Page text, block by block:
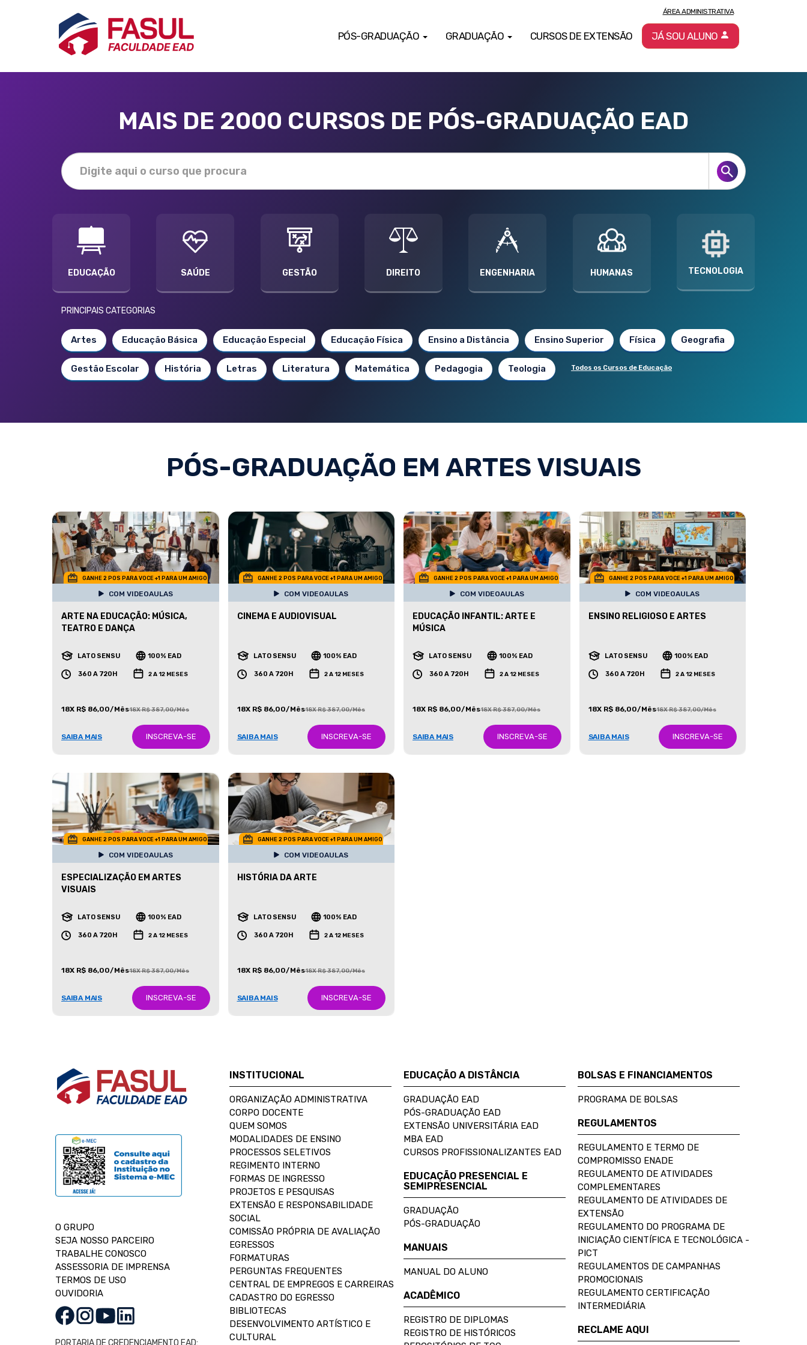
PÓS-GRADUAÇÃO GRADUAÇÃO CURSOS DE EXTENSÃO
ÁREA ADMINISTRATIVA
JÁ SOU ALUNO
MAIS DE 2000 CURSOS DE PÓS-GRADUAÇÃO EAD
EDUCAÇÃO SAÚDE GESTÃO DIREITO ENGENHARIA HUMANAS TECNOLOGIA
PRINCIPAIS CATEGORIAS
Artes Educação Básica Educação Especial Educação Física Ensino a Distância Ensino Superior Física Geografia
Gestão Escolar História Letras Literatura Matemática Pedagogia Teologia Todos os Cursos de Educação
PÓS-GRADUAÇÃO EM ARTES VISUAIS
GANHE 2 POS PARA VOCE +1 PARA UM AMIGO
COM VIDEOAULAS
ARTE NA EDUCAÇÃO: MÚSICA,
TEATRO E DANÇA
LATO SENSU 100% EAD
360 A 720H 2 A 12 MESES
18X R$ 86,00/Mês18X R$ 387,00/Mês
SAIBA MAIS INSCREVA-SE
GANHE 2 POS PARA VOCE +1 PARA UM AMIGO
COM VIDEOAULAS
CINEMA E AUDIOVISUAL
LATO SENSU 100% EAD
360 A 720H 2 A 12 MESES
18X R$ 86,00/Mês18X R$ 387,00/Mês
SAIBA MAIS INSCREVA-SE
GANHE 2 POS PARA VOCE +1 PARA UM AMIGO
COM VIDEOAULAS
EDUCAÇÃO INFANTIL: ARTE E
MÚSICA
LATO SENSU 100% EAD
360 A 720H 2 A 12 MESES
18X R$ 86,00/Mês18X R$ 387,00/Mês
SAIBA MAIS INSCREVA-SE
GANHE 2 POS PARA VOCE +1 PARA UM AMIGO
COM VIDEOAULAS
ENSINO RELIGIOSO E ARTES
LATO SENSU 100% EAD
360 A 720H 2 A 12 MESES
18X R$ 86,00/Mês18X R$ 387,00/Mês
SAIBA MAIS INSCREVA-SE
GANHE 2 POS PARA VOCE +1 PARA UM AMIGO
COM VIDEOAULAS
ESPECIALIZAÇÃO EM ARTES
VISUAIS
LATO SENSU 100% EAD
360 A 720H 2 A 12 MESES
18X R$ 86,00/Mês18X R$ 387,00/Mês
SAIBA MAIS INSCREVA-SE
GANHE 2 POS PARA VOCE +1 PARA UM AMIGO
COM VIDEOAULAS
HISTÓRIA DA ARTE
LATO SENSU 100% EAD
360 A 720H 2 A 12 MESES
18X R$ 86,00/Mês18X R$ 387,00/Mês
SAIBA MAIS INSCREVA-SE
O GRUPO
SEJA NOSSO PARCEIRO
TRABALHE CONOSCO
ASSESSORIA DE IMPRENSA
TERMOS DE USO
OUVIDORIA
PORTARIA DE CREDENCIAMENTO EAD:
INSTITUCIONAL
ORGANIZAÇÃO ADMINISTRATIVA
CORPO DOCENTE
QUEM SOMOS
MODALIDADES DE ENSINO
PROCESSOS SELETIVOS
REGIMENTO INTERNO
FORMAS DE INGRESSO
PROJETOS E PESQUISAS
EXTENSÃO E RESPONSABILIDADE
SOCIAL
COMISSÃO PRÓPRIA DE AVALIAÇÃO
EGRESSOS
FORMATURAS
PERGUNTAS FREQUENTES
CENTRAL DE EMPREGOS E CARREIRAS
CADASTRO DO EGRESSO
BIBLIOTECAS
DESENVOLVIMENTO ARTÍSTICO E
CULTURAL
EDUCAÇÃO A DISTÂNCIA
GRADUAÇÃO EAD
PÓS-GRADUAÇÃO EAD
EXTENSÃO UNIVERSITÁRIA EAD
MBA EAD
CURSOS PROFISSIONALIZANTES EAD
EDUCAÇÃO PRESENCIAL E
SEMIPRESENCIAL
GRADUAÇÃO
PÓS-GRADUAÇÃO
MANUAIS
MANUAL DO ALUNO
ACADÊMICO
REGISTRO DE DIPLOMAS
REGISTRO DE HISTÓRICOS
BOLSAS E FINANCIAMENTOS
PROGRAMA DE BOLSAS
REGULAMENTOS
REGULAMENTO E TERMO DE
COMPROMISSO ENADE
REGULAMENTO DE ATIVIDADES
COMPLEMENTARES
REGULAMENTO DE ATIVIDADES DE
EXTENSÃO
REGULAMENTO DO PROGRAMA DE
INICIAÇÃO CIENTÍFICA E TECNOLÓGICA -
PICT
REGULAMENTOS DE CAMPANHAS
PROMOCIONAIS
REGULAMENTO CERTIFICAÇÃO
INTERMEDIÁRIA
RECLAME AQUI